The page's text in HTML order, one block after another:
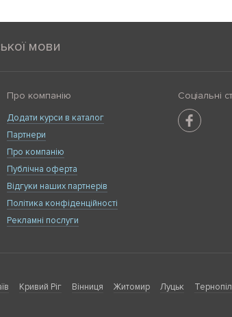
мови
Про компанію
Додати курси в каталог
Партнери
Про компанію
Публічна оферта
Відгуки наших партнерів
Політика конфіденційності
Рекламні послуги
Соціальні
Кривий Ріг Вінниця Житомир Луцьк